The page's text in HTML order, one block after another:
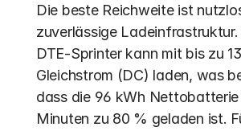
Die beste Reichweite ist
zuverlässige Ladeinfrastruktur.
DTE-Sprinter kann mit bis zu
Gleichstrom (DC) laden, was
dass die 96 kWh
Minuten zu 80 % geladen ist.